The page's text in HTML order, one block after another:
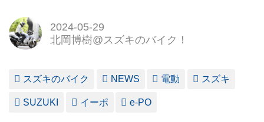
2024-05-29
北岡博樹@スズキのバイク！
スズキのバイク NEWS 電動 スズキ
SUZUKI イーポ e-PO